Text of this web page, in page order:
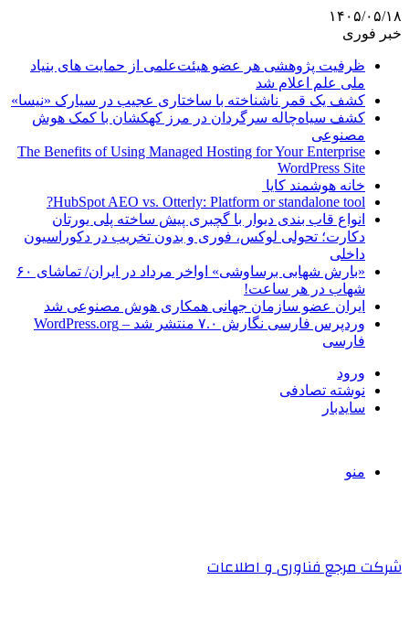
۱۴۰۵/۰۵/۱۸
خبر فوری
ظرفیت پژوهشی هر عضو هیئت‌علمی از حمایت های بنیاد
ملی علم اعلام شد
کشف یک قمر ناشناخته با ساختاری عجیب در سیارک «نیسا»
کشف سیاه‌چاله سرگردان در مرز کهکشان با کمک هوش
مصنوعی
The Benefits of Using Managed Hosting for Your Enterprise
WordPress Site
خانه هوشمند کایا
HubSpot AEO vs. Otterly: Platform or standalone tool?
انواع قاب بندی دیوار با گچبری پیش ساخته پلی یورتان
دکارت؛ تحولی لوکس، فوری و بدون تخریب در دکوراسیون
داخلی
«بارش شهابی برساوشی» اواخر مرداد در ایران/ تماشای ۶۰
شهاب در هر ساعت!
ایران عضو سازمان جهانی همکاری هوش مصنوعی شد
وردپرس فارسی نگارش ۷.۰ منتشر شد – WordPress.org
فارسی
ورود
نوشته تصادفی
سایدبار
منو
شرکت مرجع فناوری و اطلاعات